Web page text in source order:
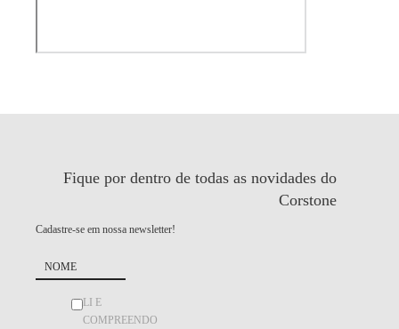
Fique por dentro de todas as novidades do
Corstone
Cadastre-se em nossa newsletter!
LI E
COMPREENDO